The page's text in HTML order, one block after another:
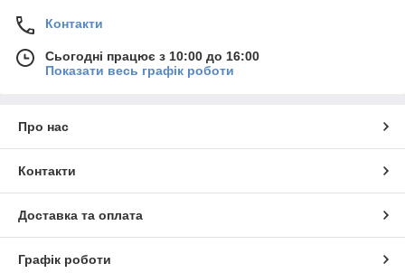
Контакти
Сьогодні працює з 10:00 до 16:00
Показати весь графік роботи
Про нас
Контакти
Доставка та оплата
Графік роботи